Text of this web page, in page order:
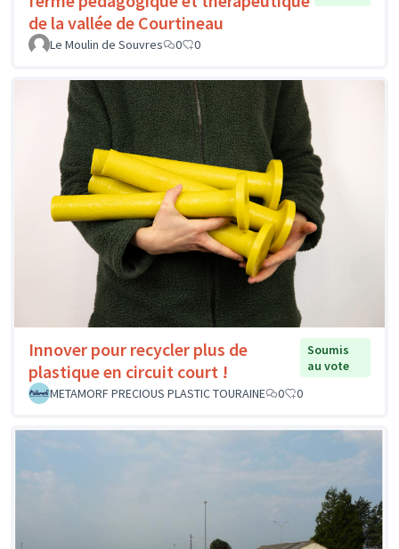
de la vallée de Courtineau
Le Moulin de Souvres 0 0
Innover pour recycler plus de
plastique en circuit court !
Soumis
au vote
METAMORF PRECIOUS PLASTIC TOURAINE
0 0